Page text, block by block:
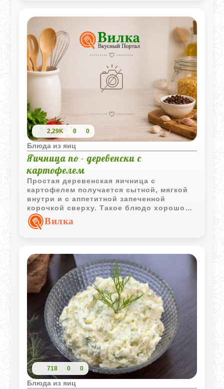
2,29K 0 0
Блюда из яиц
Яичница по - деревенски с
картофелем
Простая деревенская яичница с
картофелем получается сытной, мягкой
внутри и с аппетитной запеченной
корочкой сверху. Такое блюдо хорошо
подходит для домашнего завтрака или
быстрого ужина.
Вилка
718 0 0
Блюда из яиц